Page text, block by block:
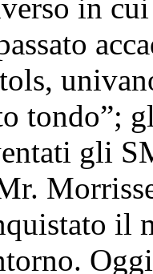
in
tondo”;
gli
il